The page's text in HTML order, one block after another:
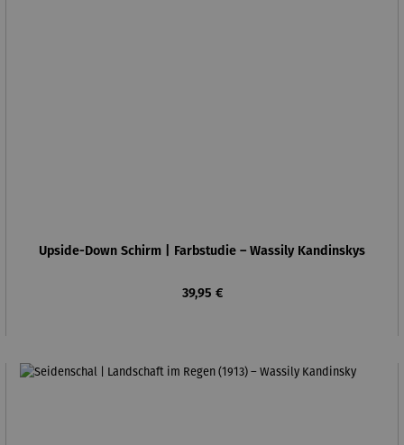
Upside-Down Schirm | Farbstudie – Wassily Kandinskys
Regulärer Preis:
39,95 €